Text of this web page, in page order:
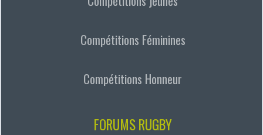
Compétitions Féminines
Compétitions Honneur
FORUMS RUGBY